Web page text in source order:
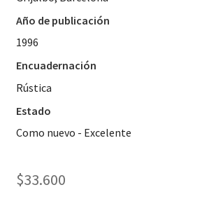
Año de publicación
1996
Encuadernación
Rústica
Estado
Como nuevo - Excelente
$33.600